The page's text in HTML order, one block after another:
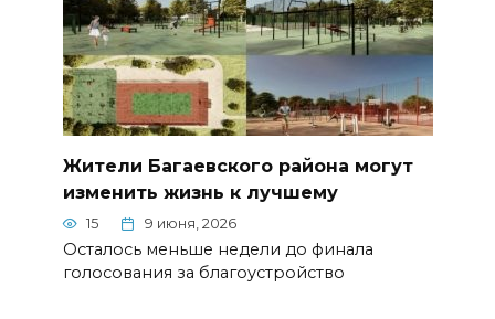
Жители Багаевского района могут
изменить жизнь к лучшему
15 9 июня, 2026
Осталось меньше недели до финала
голосования за благоустройство